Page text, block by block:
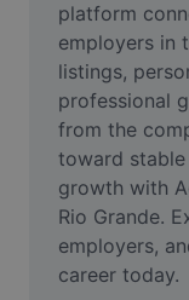
Remover
Aprimorar
Editor de Video
Cortar Vídeo
Adicionar
Converter Video
platform
employers in
listings,
professional
from the
toward
growth with
Rio Grande.
employers,
career today.